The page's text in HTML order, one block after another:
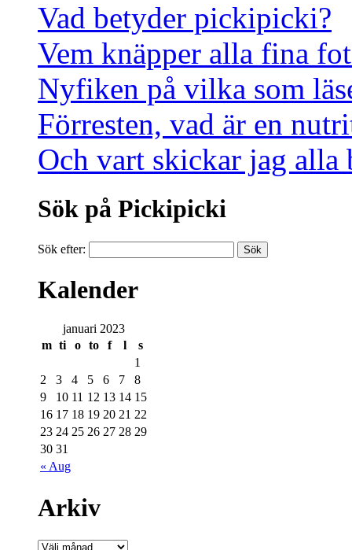
Vad betyder pickipicki?
Vem knäpper alla fina
Nyfiken på vilka som
Förresten, vad är en
Och vart skickar jag alla
Sök på Pickipicki
Sök efter:
Kalender
januari 2023
m ti o to f l s
« Aug
1
2
3 4 5 6 7
8
9
10 11 12 13 14 15
16 17 18 19 20 21 22
23 24 25 26 27 28 29
30 31
Arkiv